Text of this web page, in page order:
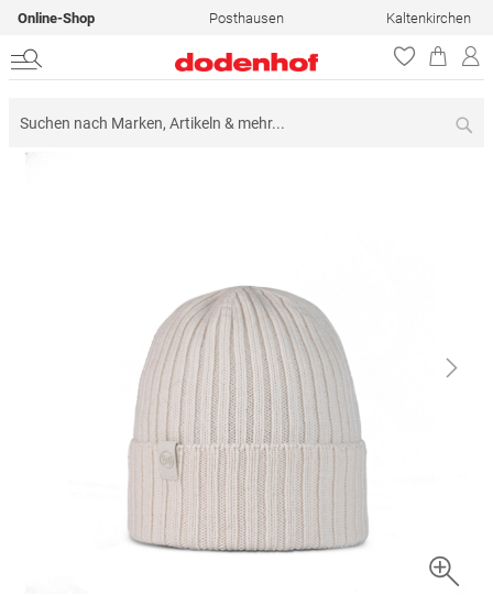
Online-Shop Posthausen Kaltenkirchen